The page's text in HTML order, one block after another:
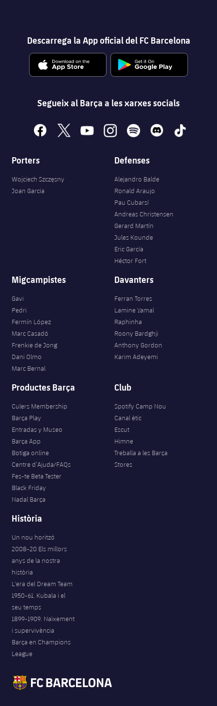
Descarrega la App oficial del FC Barcelona
Segueix al Barça a les xarxes socials
facebook
x youtubeinstagramspotify discord tiktok
Porters
Wojciech Szczęsny
Joan Garcia
Defenses
Alejandro Balde
Ronald Araujo
Pau Cubarsí
Andreas Christensen
Gerard Martín
Jules Kounde
Eric García
Héctor Fort
Migcampistes
Gavi
Pedri
Fermín López
Marc Casadó
Frenkie de Jong
Dani Olmo
Marc Bernal
Davanters
Ferran Torres
Lamine Yamal
Raphinha
Roony Bardghji
Anthony Gordon
Karim Adeyemi
Productes Barça
Culers Membership
Barça Play
Entradas y Museo
Barça App
Botiga online
Centre d’Ajuda/FAQs
Fes-te Beta Tester
Black Friday
Nadal Barça
Club
Spotify Camp Nou
Canal ètic
Escut
Himne
Treballa a les Barça
Stores
Història
Un nou horitzó
2008-20 Els millors
anys de la nostra
història
L'era del Dream Team
1950-61. Kubala i el
seu temps
1899-1909. Naixement
i supervivència
Barça en Champions
League